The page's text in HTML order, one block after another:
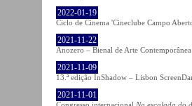
2022-01-19
Ciclo de Cinema 'Cineclube Campo
2021-11-22
Anozero – Bienal de Arte
2021-11-09
13.ª edição InShadow – Lisbon
2021-11-01